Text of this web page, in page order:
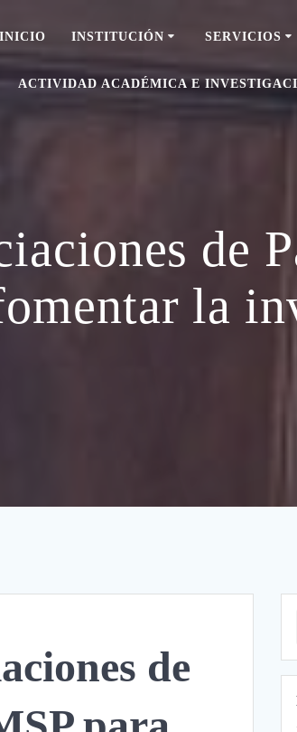
INICIO INSTITUCIÓN SERVICIOS
ACTIVIDAD ACADÉMICA E
de
la
de